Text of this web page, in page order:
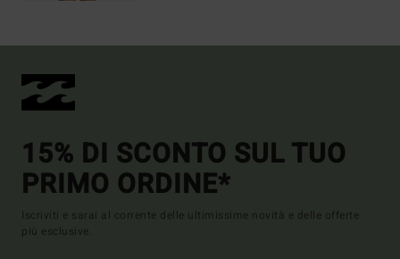
15% DI SCONTO SUL TUO
PRIMO ORDINE*
Iscriviti e sarai al corrente delle ultimissime novità e delle offerte
più esclusive.